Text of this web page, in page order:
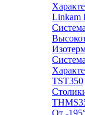
Linkam
TST350
От -